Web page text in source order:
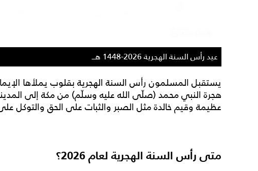
عيد رأس السنة الهجرية 2026-1448 هـــ
يستقبل المسلمون رأس السنة الهجرية بقلوب يملأها
هجرة النبي محمد (صلّى الله عليه وسلّم) من مكة إلى
عظيمة وقيم خالدة مثل الصبر والثبات على الحق والتوكل
متى رأس السنة الهجرية لعام 2026؟